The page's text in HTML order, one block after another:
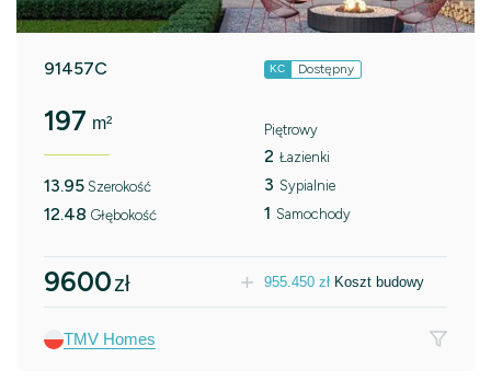
91457C KC Dostępny
197 m²
13.95 Szerokość
12.48 Głębokość
Piętrowy
2 Łazienki
3 Sypialnie
1 Samochody
9600zł 955.450 zł Koszt budowy
TMV Homes